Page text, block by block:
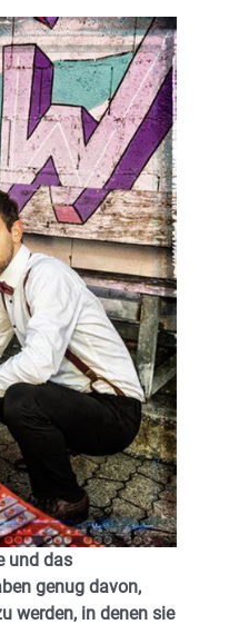
und das
genug davon,
werden, in denen sie